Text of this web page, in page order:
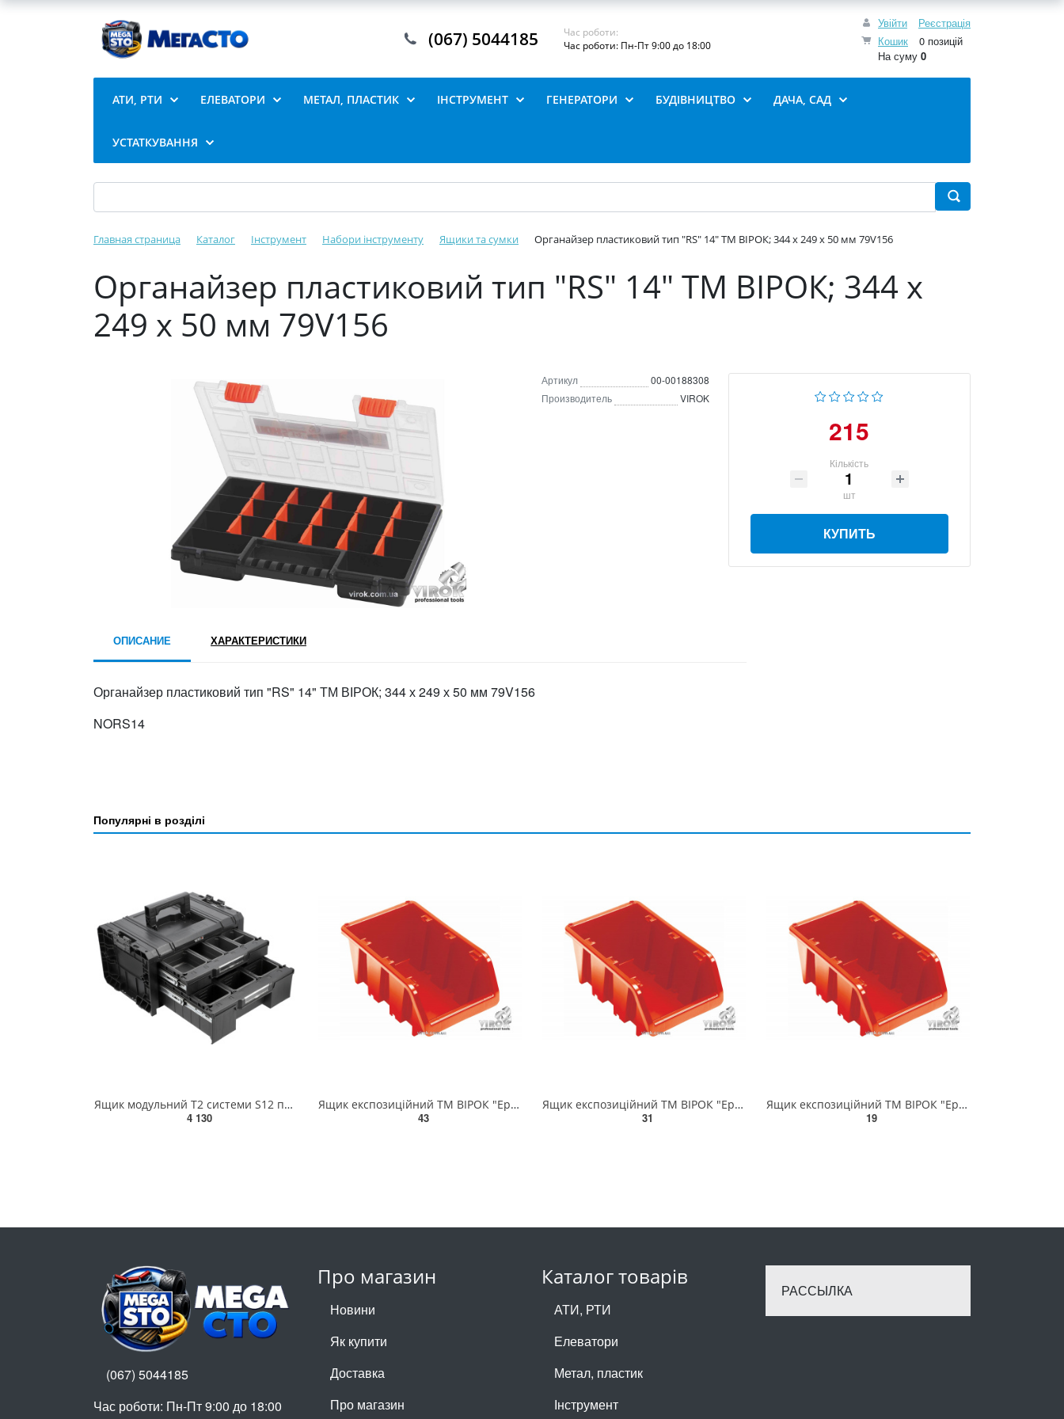
Увійти
Реєстрація
Кошик
0 позицій
На суму 0
(067) 5044185
Час роботи:
Час роботи: Пн-Пт 9:00 до 18:00
АТИ, РТИ ЕЛЕВАТОРИ МЕТАЛ, ПЛАСТИК ІНСТРУМЕНТ ГЕНЕРАТОРИ БУДІВНИЦТВО ДАЧА, САД
УСТАТКУВАННЯ
Главная страница Каталог Інструмент Набори інструменту Ящики та сумки Органайзер пластиковий тип "RS" 14" ТМ ВІРОК; 344 х 249 х 50 мм 79V156
Органайзер пластиковий тип "RS" 14" ТМ ВІРОК; 344 х
249 х 50 мм 79V156
Артикул
00-00188308
Производитель
VIROK
215
Кількість
шт
КУПИТЬ
ОПИСАНИЕ ХАРАКТЕРИСТИКИ
Органайзер пластиковий тип "RS" 14" ТМ ВІРОК; 344 х 249 х 50 мм 79V156
NORS14
Популярні в розділі
Ящик модульний Т2 системи S12 пластиковий YATO з 2 комірковими шуфлядами, 450x313x245 мм [1] YT-0897
4 130
Ящик експозиційний ТМ ВІРОК "Ергобокс"; 90 х 118 х 198 мм 79V173
43
Ящик експозиційний ТМ ВІРОК "Ергобокс"; 70 х 98 х 158 мм 79V172
31
Ящик експозиційний ТМ ВІРОК "Ергобокс"; 60 х 78 х 118 мм 79V171
19
Про магазин
Новини
Як купити
Доставка
Про магазин
Каталог товарів
АТИ, РТИ
Елеватори
Метал, пластик
Інструмент
РАССЫЛКА
(067) 5044185
Час роботи: Пн-Пт 9:00 до 18:00